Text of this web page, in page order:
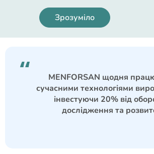
промислові рішення, для досягнення
ефективності ресурсів і сировини.
MENFORSAN щодня
сучасними технологіями
інвестуючи 20% від
дослідження та
Зрозуміло